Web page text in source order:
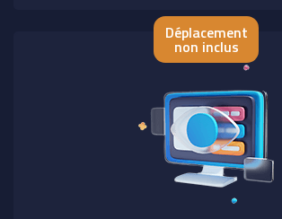
Déplacement
non inclus